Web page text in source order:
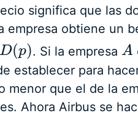
significa que las
empresa obtiene un
D(p). Si la empresa A
A
establecer para
menor que el de la
Ahora Airbus se